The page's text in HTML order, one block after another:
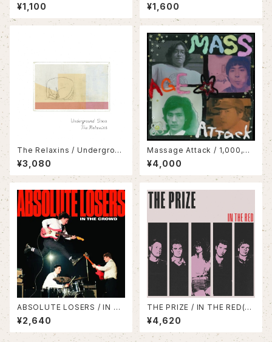
イスイメージ/平行線
¥1,100 ON
¥1,600
The Relaxins / Undergroun
d Stem
¥3,080
Massage Attack / 1,000,00
0,000 Attack(LP)
¥4,000
ABSOLUTE LOSERS / IN T
HE CROWD
¥2,640
THE PRIZE / IN THE RED(L
P)
¥4,620